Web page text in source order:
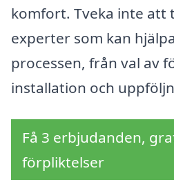
komfort. Tveka inte att
experter som kan
processen, från val av
installation och
Få 3 erbjudanden,
förpliktelser